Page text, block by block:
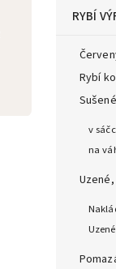
RYBÍ
Rybí
v
na